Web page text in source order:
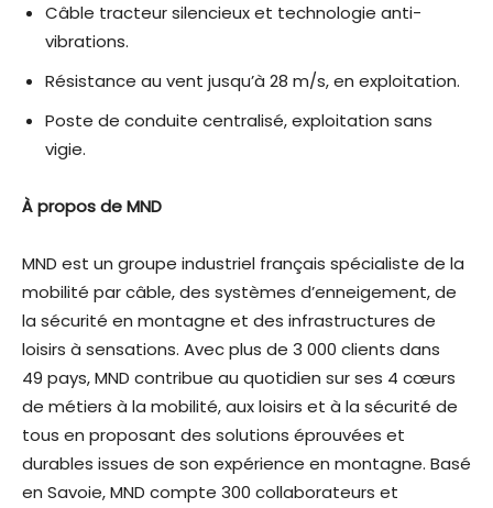
Câble tracteur silencieux et technologie anti-
vibrations.
Résistance au vent jusqu’à 28 m/s, en exploitation.
Poste de conduite centralisé, exploitation sans
vigie.
À propos de MND
MND est un groupe industriel français spécialiste de la
mobilité par câble, des systèmes d’enneigement, de
la sécurité en montagne et des infrastructures de
loisirs à sensations. Avec plus de 3 000 clients dans
49 pays, MND contribue au quotidien sur ses 4 cœurs
de métiers à la mobilité, aux loisirs et à la sécurité de
tous en proposant des solutions éprouvées et
durables issues de son expérience en montagne. Basé
en Savoie, MND compte 300 collaborateurs et